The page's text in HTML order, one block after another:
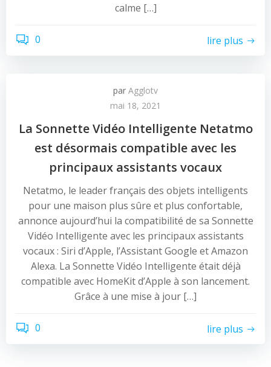
calme […]
0 lire plus
par Agglotv
mai 18, 2021
La Sonnette Vidéo Intelligente Netatmo
est désormais compatible avec les
principaux assistants vocaux
Netatmo, le leader français des objets intelligents
pour une maison plus sûre et plus confortable,
annonce aujourd’hui la compatibilité de sa Sonnette
Vidéo Intelligente avec les principaux assistants
vocaux : Siri d’Apple, l’Assistant Google et Amazon
Alexa. La Sonnette Vidéo Intelligente était déjà
compatible avec HomeKit d’Apple à son lancement.
Grâce à une mise à jour […]
0 lire plus